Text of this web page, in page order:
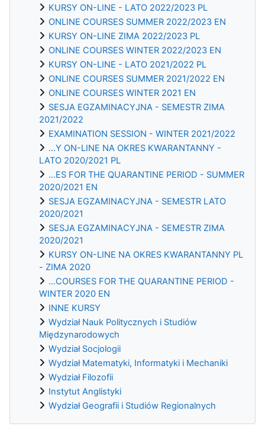
KURSY ON-LINE - LATO 2022/2023 PL
ONLINE COURSES SUMMER 2022/2023 EN
KURSY ON-LINE ZIMA 2022/2023 PL
ONLINE COURSES WINTER 2022/2023 EN
KURSY ON-LINE - LATO 2021/2022 PL
ONLINE COURSES SUMMER 2021/2022 EN
ONLINE COURSES WINTER 2021 EN
SESJA EGZAMINACYJNA - SEMESTR ZIMA
2021/2022
EXAMINATION SESSION - WINTER 2021/2022
...Y ON-LINE NA OKRES KWARANTANNY -
LATO 2020/2021 PL
...ES FOR THE QUARANTINE PERIOD - SUMMER
2020/2021 EN
SESJA EGZAMINACYJNA - SEMESTR LATO
2020/2021
SESJA EGZAMINACYJNA - SEMESTR ZIMA
2020/2021
KURSY ON-LINE NA OKRES KWARANTANNY PL
- ZIMA 2020
...COURSES FOR THE QUARANTINE PERIOD -
WINTER 2020 EN
INNE KURSY
Wydział Nauk Politycznych i Studiów
Międzynarodowych
Wydział Socjologii
Wydział Matematyki, Informatyki i Mechaniki
Wydział Filozofii
Instytut Anglistyki
Wydział Geografii i Studiów Regionalnych